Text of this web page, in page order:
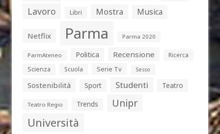
Lavoro Libri Mostra Musica
Netflix Parma Parma 2020
ParmAteneo Politica Recensione
Ricerca
Scienza
Scuola Serie Tv Sesso
Sostenibilità Sport Studenti Teatro
Teatro Regio Trends Unipr
Università